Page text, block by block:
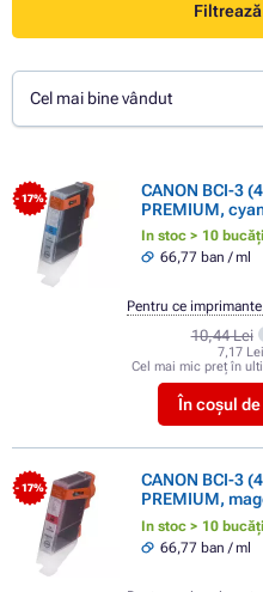
Cel mai bine vândut
- 17%
CANON BCI-3
PREMIUM,
In stoc > 10 bucăți
66,77 ban / ml
10,44 Lei
7,17
Cel mai mic preț în
În coșul
Pentru ce
- 17%
CANON BCI-3
PREMIUM,
In stoc > 10 bucăți
66,77 ban / ml